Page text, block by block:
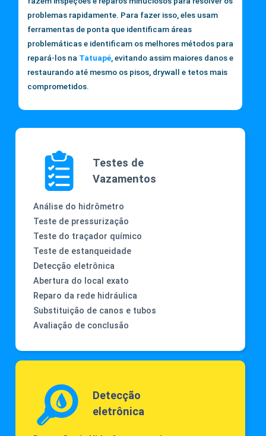
problemas rapidamente. Para fazer isso, eles usam
ferramentas de ponta que identificam áreas
problemáticas e identificam os melhores métodos para
repará-los na Tatuapé , evitando assim maiores danos e
restaurando até mesmo os pisos, drywall e tetos mais
comprometidos.
Testes de
Vazamentos
Análise do hidrômetro
Teste de pressurização
Teste do traçador químico
Teste de estanqueidade
Detecção eletrônica
Abertura do local exato
Reparo da rede hidráulica
Substituição de canos e tubos
Avaliação de conclusão
Detecção
eletrônica